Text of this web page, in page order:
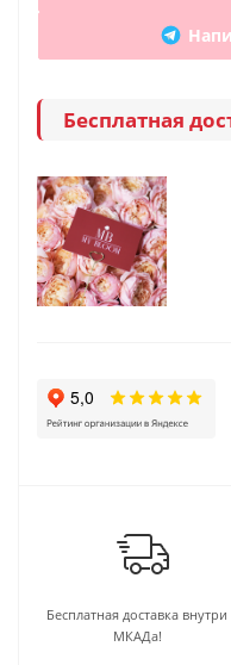
Бесплатная
Бесплатная доставка внутри
МКАДа!